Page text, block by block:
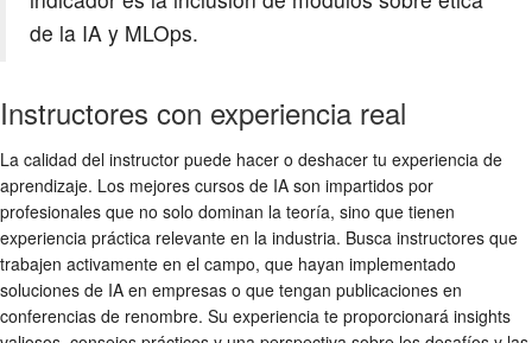
de la IA y MLOps.
Instructores con experiencia real
La calidad del instructor puede hacer o deshacer tu experiencia de
aprendizaje. Los mejores cursos de IA son impartidos por
profesionales que no solo dominan la teoría, sino que tienen
experiencia práctica relevante en la industria. Busca instructores que
trabajen activamente en el campo, que hayan implementado
soluciones de IA en empresas o que tengan publicaciones en
conferencias de renombre. Su experiencia te proporcionará insights